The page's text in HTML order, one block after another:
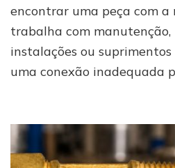
encontrar uma peça com a
trabalha com manutenção,
instalações ou
uma conexão inadequada